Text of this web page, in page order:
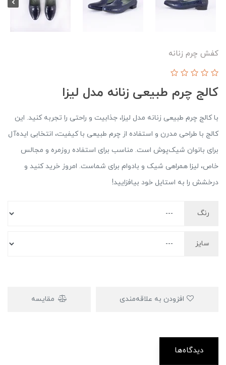
کفش چرم زنانه
کالج چرم طبیعی زنانه مدل لیزا
با کالج چرم طبیعی زنانه مدل لیزا، جذابیت و راحتی را تجربه کنید. این
کالج با طراحی مدرن و استفاده از چرم طبیعی با کیفیت، انتخابی ایده‌آل
برای بانوان شیک‌پوش است. مناسب برای استفاده روزمره و مجالس
خاص، لیزا همراهی شیک و بادوام برای شماست. امروز خرید کنید و
درخشش را به استایل خود بیافزایید!
رنگ
سایز
مقایسه
دیدگاه‌ها